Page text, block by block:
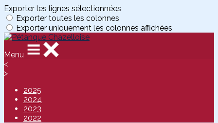
Exporter les lignes sélectionnées
Exporter toutes les colonnes
Exporter uniquement les colonnes affichées
Menu
<
>
2025
2024
2023
2022